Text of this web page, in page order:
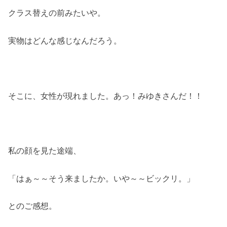
クラス替えの前みたいや。
実物はどんな感じなんだろう。
そこに、女性が現れました。あっ！みゆきさんだ！！
私の顔を見た途端、
「はぁ～～そう来ましたか。いや～～ビックリ。」
とのご感想。